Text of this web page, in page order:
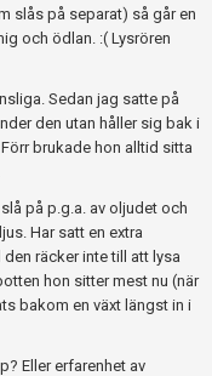
slås på separat) så går en
och ödlan. :( Lysrören
Sedan jag satte på
den utan håller sig bak i
brukade hon alltid sitta
på p.g.a. av oljudet och
Har satt en extra
räcker inte till att lysa
hon sitter mest nu (när
bakom en växt längst in i
Eller erfarenhet av